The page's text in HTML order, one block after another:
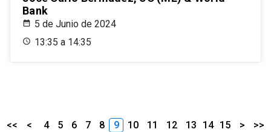
Bank
5 de Junio de 2024
13:35 a 14:35
<< < 4 5 6 7 8 9 10 11 12 13 14 15 > >>